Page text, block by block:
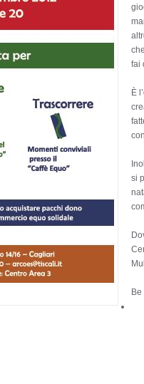
fai
È
si